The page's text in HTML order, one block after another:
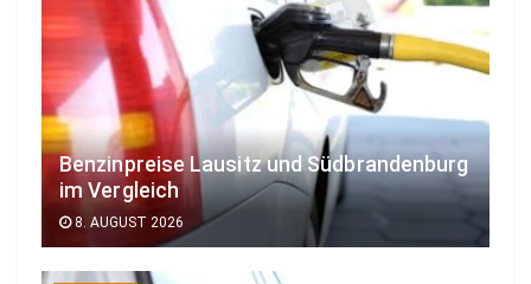
Benzinpreise Lausitz und Südbrandenburg
im Vergleich
8. AUGUST 2026